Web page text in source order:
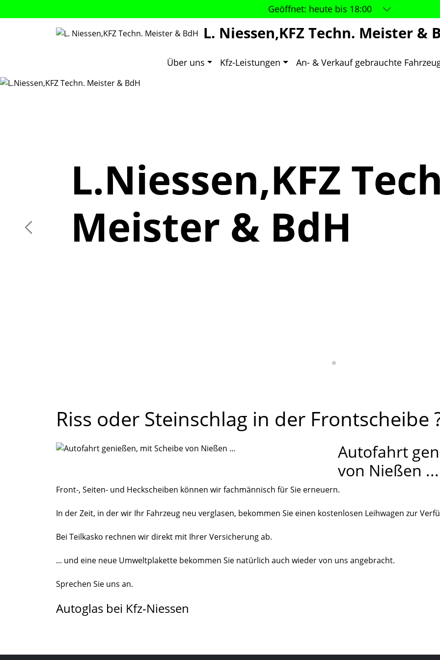
Geöffnet: heute bis 18:00
L. Niessen,KFZ Techn. Meister &
Über uns Kfz-Leistungen An- & Verkauf gebrauchte
L.Niessen,KFZ
Meister & BdH
Riss oder Steinschlag in der Frontscheibe
Autofahrt
von Nießen ...
Front-, Seiten- und Heckscheiben können wir fachmännisch für Sie erneuern.
In der Zeit, in der wir Ihr Fahrzeug neu verglasen, bekommen Sie einen kostenlosen Leihwagen zur
Bei Teilkasko rechnen wir direkt mit Ihrer Versicherung ab.
... und eine neue Umweltplakette bekommen Sie natürlich auch wieder von uns angebracht.
Sprechen Sie uns an.
Autoglas bei Kfz-Niessen